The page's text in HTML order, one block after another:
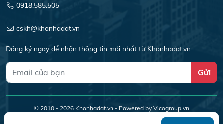
0918.585.505
cskh@khonhadat.vn
Đăng ký ngay để nhận thông tin mới nhất từ Khonhadat.vn
Gửi
© 2010 - 2026 Khonhadat.vn - Powered by Vicogroup.vn